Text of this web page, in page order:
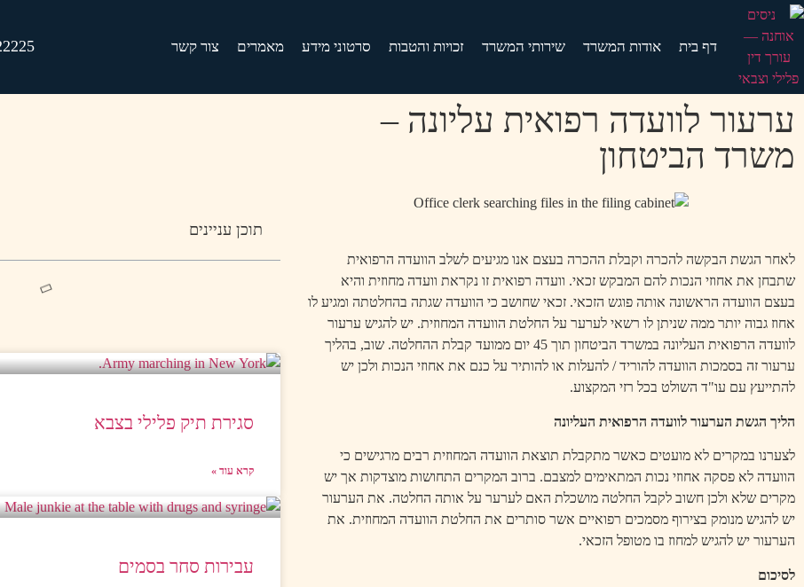
דף בית אודות המשרד שירותי המשרד זכויות והטבות סרטוני מידע מאמרים צור קשר
ערעור לוועדה רפואית עליונה –
משרד הביטחון
לאחר הגשת הבקשה להכרה וקבלת ההכרה בעצם אנו מגיעים לשלב הוועדה הרפואית
שתבחן את אחוזי הנכות להם המבקש זכאי. וועדה רפואית זו נקראת וועדה מחוזית והיא
בעצם הוועדה הראשונה אותה פוגש הזכאי. זכאי שחושב כי הוועדה שגתה בהחלטתה ומגיע לו
אחוז גבוה יותר ממה שניתן לו רשאי לערער על החלטת הוועדה המחוזית. יש להגיש ערעור
לוועדה הרפואית העליונה במשרד הביטחון תוך 45 יום ממועד קבלת ההחלטה. שוב, בהליך
ערעור זה בסמכות הוועדה להוריד / להעלות או להותיר על כנם את אחוזי הנכות ולכן יש
להתייעץ עם עו"ד השולט בכל רזי המקצוע.
הליך הגשת הערעור לוועדה הרפואית העליונה
לצערנו במקרים לא מועטים כאשר מתקבלת תוצאת הוועדה המחוזית רבים מרגישים כי
הוועדה לא פסקה אחוזי נכות המתאימים למצבם. ברוב המקרים התחושות מוצדקות אך יש
מקרים שלא ולכן חשוב לקבל החלטה מושכלת האם לערער על אותה החלטה. את הערעור
יש להגיש מנומק בצירוף מסמכים רפואיים אשר סותרים את החלטת הוועדה המחוזית. את
הערעור יש להגיש למחוז בו מטופל הזכאי.
לסיכום
תוכן עניינים
סגירת תיק פלילי בצבא
קרא עוד »
עבירות סחר בסמים